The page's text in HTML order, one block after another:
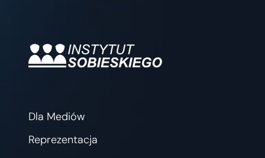
Dla Mediów
Reprezentacja